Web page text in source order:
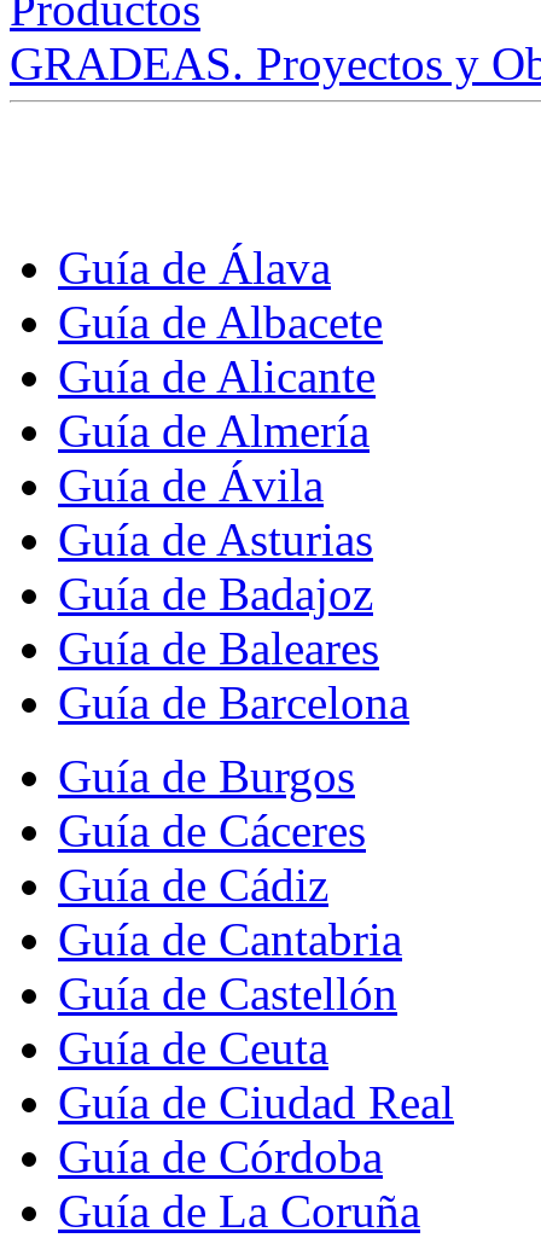
GRADEAS. Proyectos y
Guía de Álava
Guía de Albacete
Guía de Alicante
Guía de Almería
Guía de Ávila
Guía de Asturias
Guía de Badajoz
Guía de Baleares
Guía de Barcelona
Guía de Burgos
Guía de Cáceres
Guía de Cádiz
Guía de Cantabria
Guía de Castellón
Guía de Ceuta
Guía de Ciudad Real
Guía de Córdoba
Guía de La Coruña